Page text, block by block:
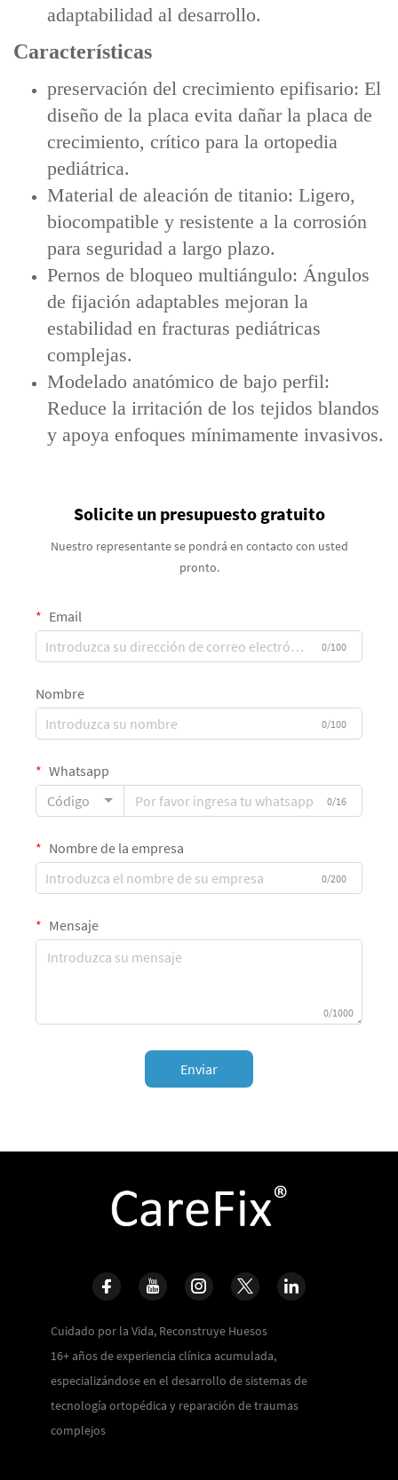
adaptabilidad al desarrollo.
Características
preservación del crecimiento epifisario: El
diseño de la placa evita dañar la placa de
crecimiento, crítico para la ortopedia
pediátrica.
Material de aleación de titanio: Ligero,
biocompatible y resistente a la corrosión
para seguridad a largo plazo.
Pernos de bloqueo multiángulo: Ángulos
de fijación adaptables mejoran la
estabilidad en fracturas pediátricas
complejas.
Modelado anatómico de bajo perfil:
Reduce la irritación de los tejidos blandos
y apoya enfoques mínimamente invasivos.
Solicite un presupuesto gratuito
Nuestro representante se pondrá en contacto con usted
pronto.
Email
0/100
Nombre
0/100
Whatsapp
Código
0/16
Nombre de la empresa
0/200
Mensaje
0/1000
Enviar
Cuidado por la Vida, Reconstruye Huesos
16+ años de experiencia clínica acumulada,
especializándose en el desarrollo de sistemas de
tecnología ortopédica y reparación de traumas
complejos